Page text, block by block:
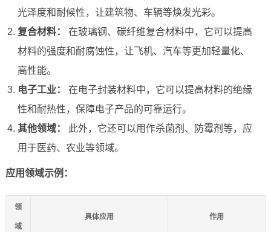
光泽度和耐候性，让建筑物、车辆等焕发光彩。
复合材料：
在玻璃钢、碳纤维复合材料中，它可以提高
材料的强度和耐腐蚀性，让飞机、汽车等更加轻量化、
高性能。
电子工业：
在电子封装材料中，它可以提高材料的绝缘
性和耐热性，保障电子产品的可靠运行。
其他领域：
此外，它还可以用作杀菌剂、防霉剂等，应
用于医药、农业等领域。
应用领域示例：
领
域
具体应用 作用